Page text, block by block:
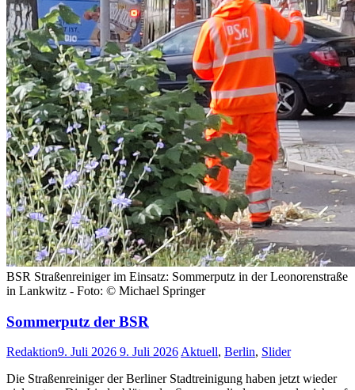
BSR Straßenreiniger im Einsatz: Sommerputz in der Leonorenstraße
in Lankwitz - Foto: © Michael Springer
Sommerputz der BSR
Redaktion9. Juli 2026 9. Juli 2026 Aktuell, Berlin, Slider
Die Straßenreiniger der Berliner Stadtreinigung haben jetzt wieder